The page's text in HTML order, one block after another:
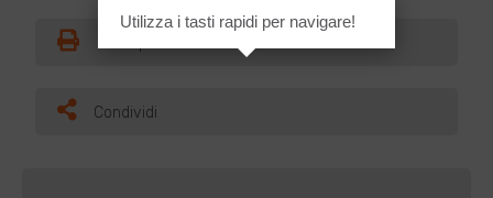
Condividi
Utilizza i tasti rapidi per navigare!